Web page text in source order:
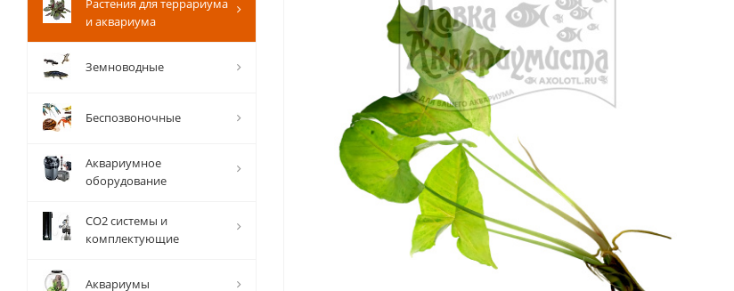
Растения для террариума
и аквариума
Земноводные
Беспозвоночные
Аквариумное
оборудование
СО2 системы и
комплектующие
Аквариумы